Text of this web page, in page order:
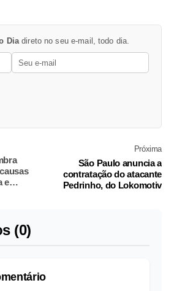
Dia direto no seu e-mail, todo dia.
e
Próxima
São Paulo anuncia a
contratação do atacante
Pedrinho, do Lokomotiv
(0)